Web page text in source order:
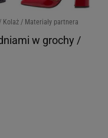
/ Materiały partnera
w grochy /